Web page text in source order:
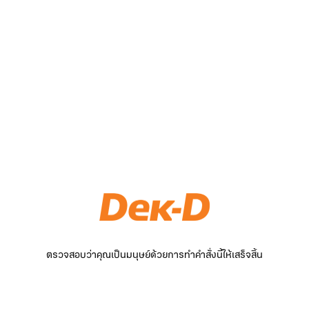
ตรวจสอบว่าคุณเป็นมนุษย์ด้วยการทำคำสั่งนี้ให้เสร็จสิ้น